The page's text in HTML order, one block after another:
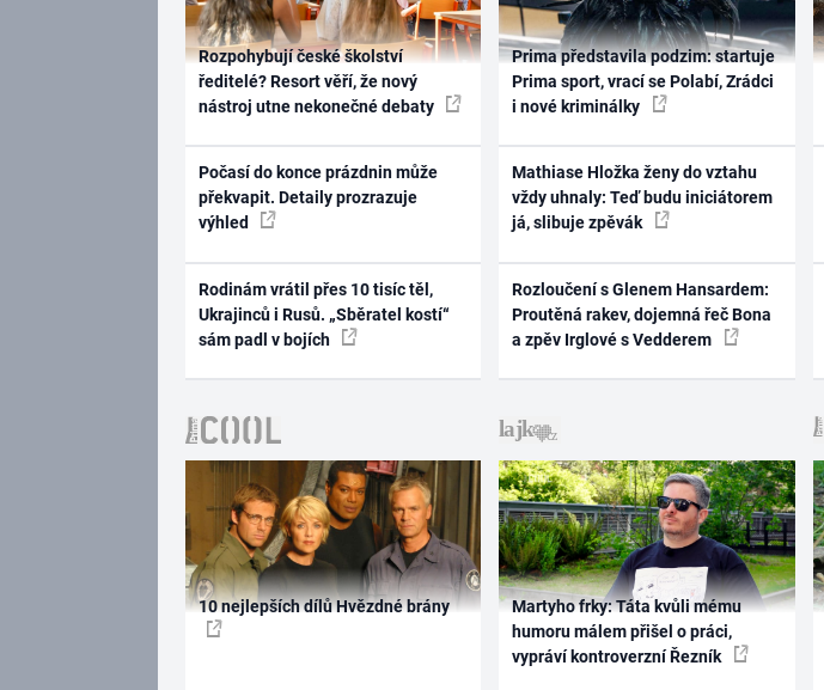
Rozpohybují české školství
ředitelé? Resort věří, že nový
nástroj utne nekonečné debaty
Počasí do konce prázdnin může
překvapit. Detaily prozrazuje
výhled
Rodinám vrátil přes 10 tisíc těl,
Ukrajinců i Rusů. „Sběratel kostí“
sám padl v bojích
Prima představila podzim: startuje
Prima sport, vrací se Polabí, Zrádci
i nové kriminálky
Mathiase Hložka ženy do vztahu
vždy uhnaly: Teď budu iniciátorem
já, slibuje zpěvák
Rozloučení s Glenem Hansardem:
Proutěná rakev, dojemná řeč Bona
a zpěv Irglové s Vedderem
10 nejlepších dílů Hvězdné brány
Martyho frky: Táta kvůli mému
humoru málem přišel o práci,
vypráví kontroverzní Řezník